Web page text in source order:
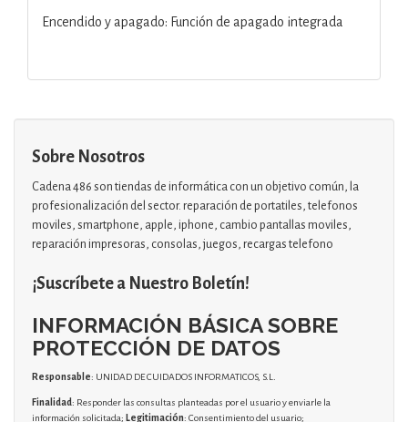
Encendido y apagado: Función de apagado integrada
Sobre Nosotros
Cadena 486 son tiendas de informática con un objetivo común, la
profesionalización del sector. reparación de portatiles, telefonos
moviles, smartphone, apple, iphone, cambio pantallas moviles,
reparación impresoras, consolas, juegos, recargas telefono
¡Suscríbete a Nuestro Boletín!
INFORMACIÓN BÁSICA SOBRE
PROTECCIÓN DE DATOS
Responsable: UNIDAD DE CUIDADOS INFORMATICOS, S.L.
Finalidad: Responder las consultas planteadas por el usuario y enviarle la
información solicitada; Legitimación: Consentimiento del usuario;